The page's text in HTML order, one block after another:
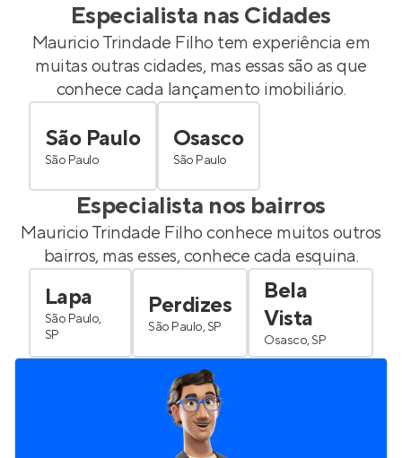
Especialista nas Cidades
Mauricio Trindade Filho tem experiência em
muitas outras cidades, mas essas são as que
conhece cada lançamento imobiliário.
São Paulo
São Paulo
Osasco
São Paulo
Especialista nos bairros
Mauricio Trindade Filhoconhece muitos outros
bairros, mas esses, conhece cada esquina.
Lapa
São Paulo,
SP
Perdizes
São Paulo, SP
Bela
Vista
Osasco, SP